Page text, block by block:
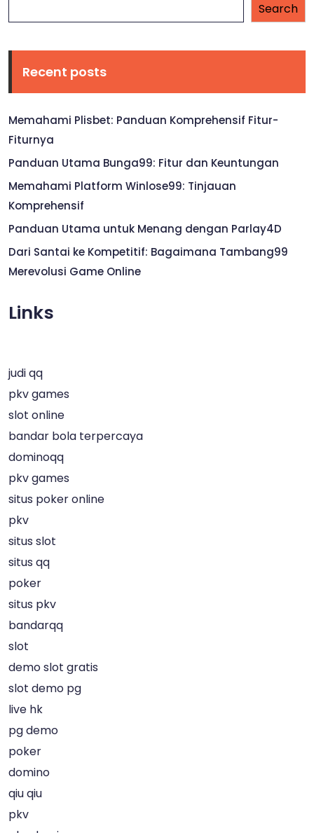
Search
Recent posts
Memahami Plisbet: Panduan Komprehensif Fitur-
Fiturnya
Panduan Utama Bunga99: Fitur dan Keuntungan
Memahami Platform Winlose99: Tinjauan
Komprehensif
Panduan Utama untuk Menang dengan Parlay4D
Dari Santai ke Kompetitif: Bagaimana Tambang99
Merevolusi Game Online
Links
judi qq
pkv games
slot online
bandar bola terpercaya
dominoqq
pkv games
situs poker online
pkv
situs slot
situs qq
poker
situs pkv
bandarqq
slot
demo slot gratis
slot demo pg
live hk
pg demo
poker
domino
qiu qiu
pkv